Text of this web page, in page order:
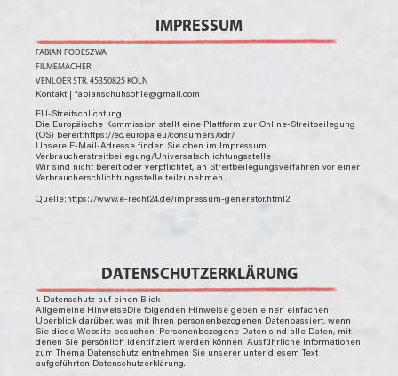
IMPRESSUM
FABIAN PODESZWA
FILMEMACHER
VENLOER STR. 45350825 KÖLN
Kontakt | fabianschuhsohle@gmail.com
EU-Streitschlichtung
Die Europäische Kommission stellt eine Plattform zur Online-Streitbeilegung
(OS) bereit:https://ec.europa.eu/consumers/odr/.
Unsere E-Mail-Adresse finden Sie oben im Impressum.
Verbraucherstreitbeilegung/Universalschlichtungsstelle
Wir sind nicht bereit oder verpflichtet, an Streitbeilegungsverfahren vor einer
Verbraucherschlichtungsstelle teilzunehmen.
Quelle:https://www.e-recht24.de/impressum-generator.html2
DATENSCHUTZERKLÄRUNG
1. Datenschutz auf einen Blick
Allgemeine HinweiseDie folgenden Hinweise geben einen einfachen
Überblick darüber, was mit Ihren personenbezogenen Datenpassiert, wenn
Sie diese Website besuchen. Personenbezogene Daten sind alle Daten, mit
denen Sie persönlich identifiziert werden können. Ausführliche Informationen
zum Thema Datenschutz entnehmen Sie unserer unter diesem Text
aufgeführten Datenschutzerklärung.